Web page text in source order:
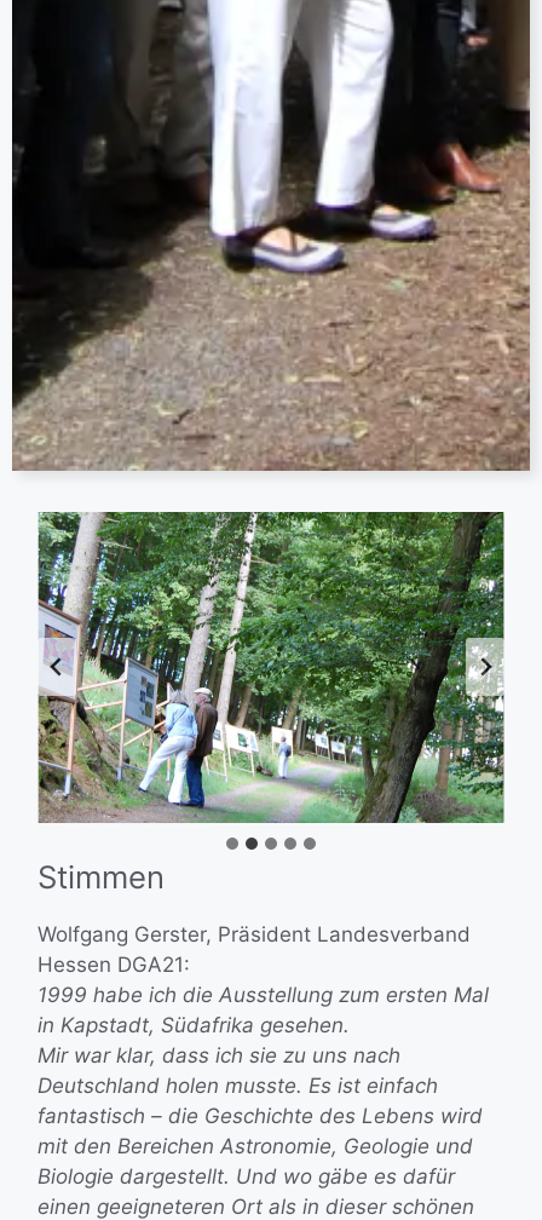
Stimmen
Wolfgang Gerster, Präsident Landesverband
Hessen DGA21:
1999 habe ich die Ausstellung zum ersten Mal
in Kapstadt, Südafrika gesehen.
Mir war klar, dass ich sie zu uns nach
Deutschland holen musste. Es ist einfach
fantastisch – die Geschichte des Lebens wird
mit den Bereichen Astronomie, Geologie und
Biologie dargestellt. Und wo gäbe es dafür
einen geeigneteren Ort als in dieser schönen